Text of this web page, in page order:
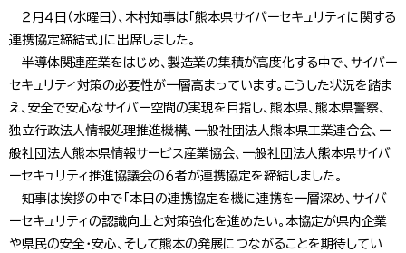
２月４日（水曜日）、木村知事は「熊本県サイバーセキュリティに関する
連携協定締結式」に出席しました。
半導体関連産業をはじめ、製造業の集積が高度化する中で、サイバー
セキュリティ対策の必要性が一層高まっています。こうした状況を踏ま
え、安全で安心なサイバー空間の実現を目指し、熊本県、熊本県警察、
独立行政法人情報処理推進機構、一般社団法人熊本県工業連合会、一
般社団法人熊本県情報サービス産業協会、一般社団法人熊本県サイバ
ーセキュリティ推進協議会の６者が連携協定を締結しました。
知事は挨拶の中で「本日の連携協定を機に連携を一層深め、サイバ
ーセキュリティの認識向上と対策強化を進めたい。本協定が県内企業
や県民の安全・安心、そして熊本の発展につながることを期待してい